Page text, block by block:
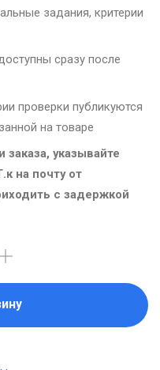
задания, критерии
сразу после
проверки публикуются
на товаре
указывайте
на почту от
с задержкой